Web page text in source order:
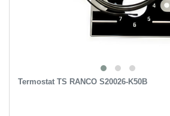
Termostat TS RANCO S20026-K50B